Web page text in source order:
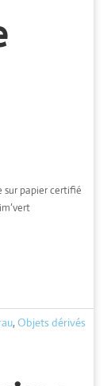
sur papier certifié
,Objets dérivés